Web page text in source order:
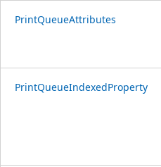
PrintQueueAttributes
PrintQueueIndexedProperty